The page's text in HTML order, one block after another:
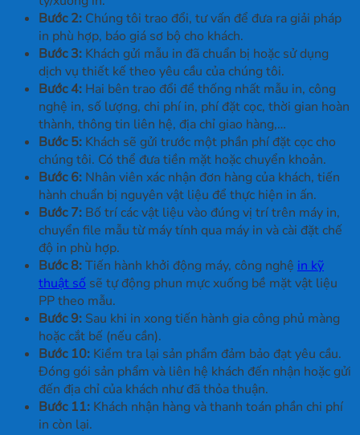
Bước 2: Chúng tôi trao đổi, tư vấn để đưa ra giải pháp
in phù hợp, báo giá sơ bộ cho khách.
Bước 3: Khách gửi mẫu in đã chuẩn bị hoặc sử dụng
dịch vụ thiết kế theo yêu cầu của chúng tôi.
Bước 4: Hai bên trao đổi để thống nhất mẫu in, công
nghệ in, số lượng, chi phí in, phí đặt cọc, thời gian hoàn
thành, thông tin liên hệ, địa chỉ giao hàng,…
Bước 5: Khách sẽ gửi trước một phần phí đặt cọc cho
chúng tôi. Có thể đưa tiền mặt hoặc chuyển khoản.
Bước 6: Nhân viên xác nhận đơn hàng của khách, tiến
hành chuẩn bị nguyên vật liệu để thực hiện in ấn.
Bước 7: Bố trí các vật liệu vào đúng vị trí trên máy in,
chuyển file mẫu từ máy tính qua máy in và cài đặt chế
độ in phù hợp.
Bước 8:Tiến hành khởi động máy, công nghệ in kỹ
thuật số sẽ tự động phun mực xuống bề mặt vật liệu
PP theo mẫu.
Bước 9: Sau khi in xong tiến hành gia công phủ màng
hoặc cắt bế (nếu cần).
Bước 10: Kiểm tra lại sản phẩm đảm bảo đạt yêu cầu.
Đóng gói sản phẩm và liên hệ khách đến nhận hoặc gửi
đến địa chỉ của khách như đã thỏa thuận.
Bước 11: Khách nhận hàng và thanh toán phần chi phí
in còn lại.